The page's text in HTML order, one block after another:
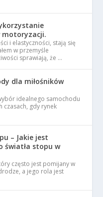
motoryzacji.
i elastyczności, stają się
w przemyśle
sprawiają, że …
dla miłośników
idealnego samochodu
czasach, gdy rynek
– Jakie jest
światła stopu w
często jest pomijany w
a jego rola jest